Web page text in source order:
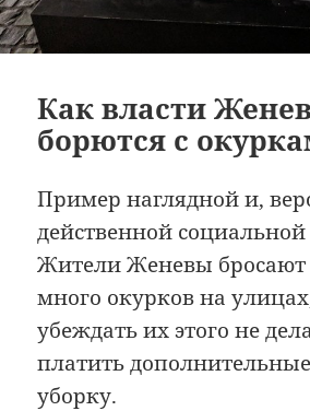
Как власти
борются с
Пример наглядной и,
действенной
Жители Женевы
много окурков на
убеждать их этого не
платить
уборку.